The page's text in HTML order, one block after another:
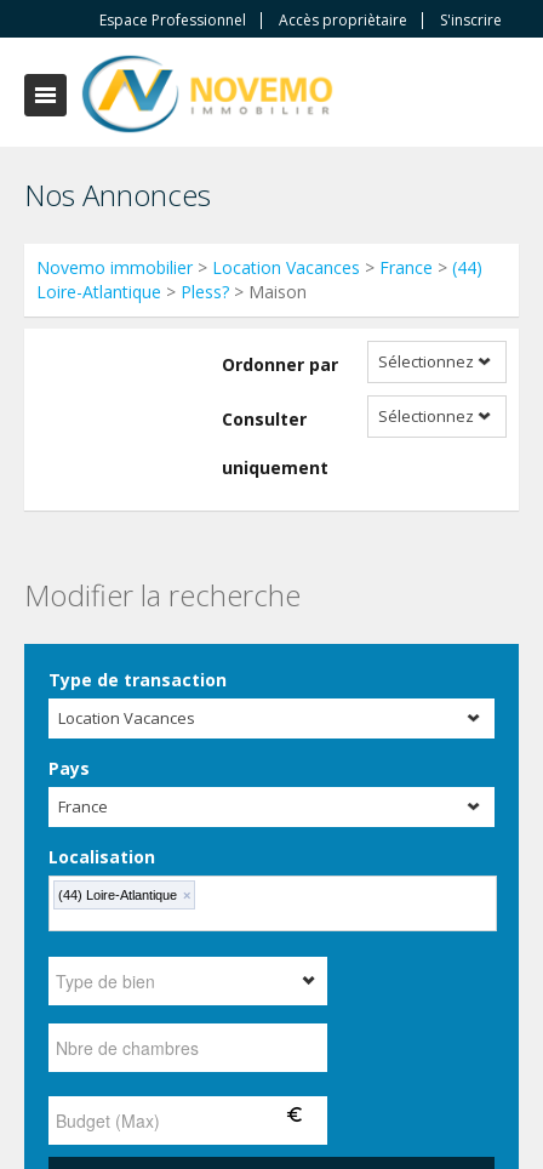
Espace Professionnel Accès propriètaire S'inscrire
Nos Annonces
Novemo immobilier> Location Vacances > France > (44)
Loire-Atlantique > Pless? > Maison
Ordonner par Sélectionnez
Consulter
uniquement
Sélectionnez
Modifier la recherche
Type de transaction
Location Vacances
Pays
France
Localisation
(44) Loire-Atlantique ×